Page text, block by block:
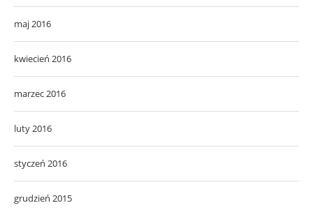
maj 2016
kwiecień 2016
marzec 2016
luty 2016
styczeń 2016
grudzień 2015